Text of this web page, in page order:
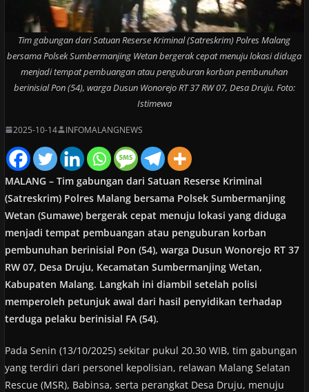
Tim gabungan dari Satuan Reserse Kriminal (Satreskrim) Polres Malang
bersama Polsek Sumbermanjing Wetan bergerak cepat menuju lokasi diduga
menjadi tempat pembuangan atau penguburan korban pembunuhan
berinisial Pon (54), warga Dusun Wonorejo RT 37 RW 07, Desa Druju. Foto:
Istimewa
2025-10-14 INFOMALANGNEWS
MALANG – Tim gabungan dari Satuan Reserse Kriminal
(Satreskrim) Polres Malang bersama Polsek Sumbermanjing
Wetan (Sumawe) bergerak cepat menuju lokasi yang diduga
menjadi tempat pembuangan atau penguburan korban
pembunuhan berinisial Pon (54), warga Dusun Wonorejo RT 37
RW 07, Desa Druju, Kecamatan Sumbermanjing Wetan,
Kabupaten Malang. Langkah ini diambil setelah polisi
memperoleh petunjuk awal dari hasil penyidikan terhadap
terduga pelaku berinisial FA (54).
Pada Senin (13/10/2025) sekitar pukul 20.30 WIB, tim gabungan
yang terdiri dari personel kepolisian, relawan Malang Selatan
Rescue (MSR), Babinsa, serta perangkat Desa Druju, menuju